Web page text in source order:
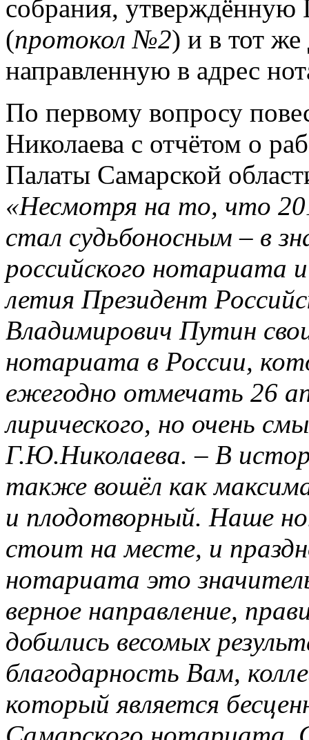
собрания,
(протокол №2) и в тот же
направленную в адрес
По первому вопросу
Николаева с отчётом о
Палаты Самарской
«Несмотря на то, что
стал судьбоносным – в
российского нотариата
летия Президент
Владимирович Путин
нотариата в России,
ежегодно отмечать 26
лирического, но очень
Г.Ю.Николаева. – В
также вошёл как
и плодотворный. Наше
стоит на месте, и
нотариата это
верное направление,
добились весомых
благодарность Вам,
который является